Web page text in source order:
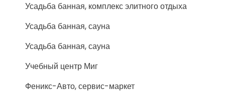
Усадьба банная, комплекс элитного отдыха
Усадьба банная, сауна
Усадьба банная, сауна
Учебный центр Миг
Феникс-Авто, сервис-маркет